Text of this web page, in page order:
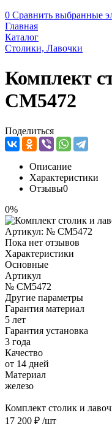
0 Сравнить выбранные
Главная
Каталог
Столики, Лавочки
Комплект
CM5472
Поделиться
Описание
Характеристики
Отзывы0
0%
Артикул: № CM5472
Пока нет отзывов
Характеристики
Основные
Артикул
№ CM5472
Другие параметры
Гарантия материал
5 лет
Гарантия установка
3 года
Качество
от 14 дней
Материал
железо
Комплект столик и
17 200 ₽ /шт